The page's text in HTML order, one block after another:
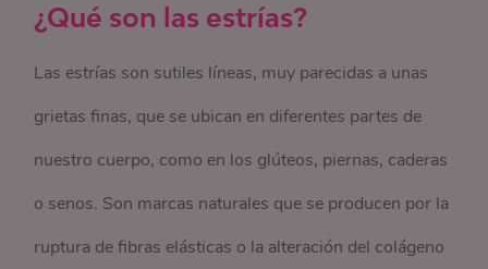
¿Qué son las estrías?
Las estrías son sutiles líneas, muy parecidas a unas
grietas finas, que se ubican en diferentes partes de
nuestro cuerpo, como en los glúteos, piernas, caderas
o senos. Son marcas naturales que se producen por la
ruptura de fibras elásticas o la alteración del colágeno